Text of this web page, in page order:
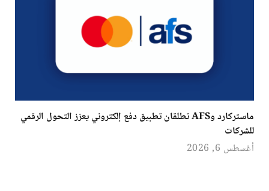
ماستركارد وAFS تطلقان تطبيق دفع إلكتروني يعزز التحول الرقمي
للشركات
أغسطس 6, 2026